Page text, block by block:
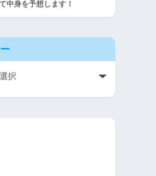
中身を予想します！